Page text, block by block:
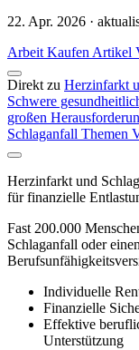
22. Apr. 2026 ·
Arbeit Kaufen Artikel
Direkt zu Herzinfarkt
Schwere
großen
Schlaganfall Themen
Herzinfarkt und
für finanzielle
Fast 200.000
Schlaganfall oder
Individuelle
Finanzielle
Effektive
Unterstützung